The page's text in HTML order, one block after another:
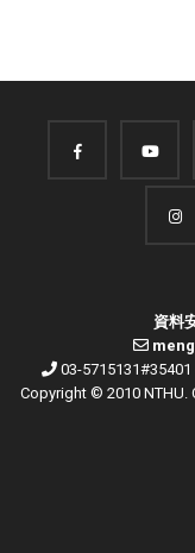
資料
03-
Copyright © 2010 NTHU.